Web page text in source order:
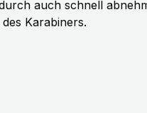
auch schnell
Karabiners.